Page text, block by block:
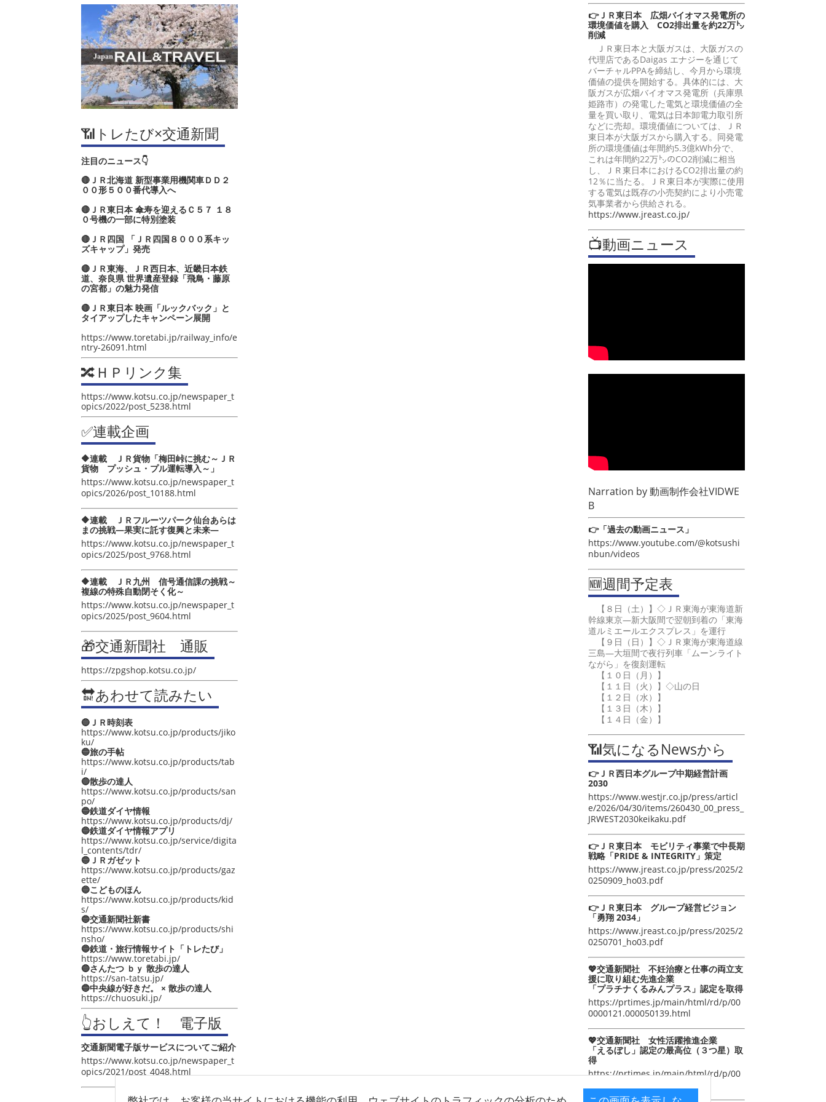
📶トレたび×交通新聞
注目のニュース👇
🔴ＪＲ北海道 新型事業用機関車ＤＤ２
００形５００番代導入へ
🔴ＪＲ東日本 傘寿を迎えるＣ５７ １８
０号機の一部に特別塗装
🔴ＪＲ四国 「ＪＲ四国８０００系キッ
ズキャップ」発売
🔴ＪＲ東海、ＪＲ西日本、近畿日本鉄
道、奈良県 世界遺産登録「飛鳥・藤原
の宮都」の魅力発信
🔴ＪＲ東日本 映画「ルックバック」と
タイアップしたキャンペーン展開
https://www.toretabi.jp/railway_info/e
ntry-26091.html
🔀ＨＰリンク集
https://www.kotsu.co.jp/newspaper_t
opics/2022/post_5238.html
✅連載企画
🔶連載 ＪＲ貨物「梅田峠に挑む～ＪＲ
貨物 プッシュ・プル運転導入～」
https://www.kotsu.co.jp/newspaper_t
opics/2026/post_10188.html
🔶連載 ＪＲフルーツパーク仙台あらは
まの挑戦―果実に託す復興と未来―
https://www.kotsu.co.jp/newspaper_t
opics/2025/post_9768.html
🔶連載 ＪＲ九州 信号通信課の挑戦～
複線の特殊自動閉そく化～
https://www.kotsu.co.jp/newspaper_t
opics/2025/post_9604.html
🎁交通新聞社 通販
https://zpgshop.kotsu.co.jp/
🔛あわせて読みたい
🔵ＪＲ時刻表
https://www.kotsu.co.jp/products/jiko
ku/
🔵旅の手帖
https://www.kotsu.co.jp/products/tab
i/
🔵散歩の達人
https://www.kotsu.co.jp/products/san
po/
🔵鉄道ダイヤ情報
https://www.kotsu.co.jp/products/dj/
🔵鉄道ダイヤ情報アプリ
https://www.kotsu.co.jp/service/digita
l_contents/tdr/
🔵ＪＲガゼット
https://www.kotsu.co.jp/products/gaz
ette/
🔵こどものほん
https://www.kotsu.co.jp/products/kid
s/
🔵交通新聞社新書
https://www.kotsu.co.jp/products/shi
nsho/
🔵鉄道・旅行情報サイト「トレたび」
https://www.toretabi.jp/
🔵さんたつ ｂｙ 散歩の達人
https://san-tatsu.jp/
🔵中央線が好きだ。 × 散歩の達人
https://chuosuki.jp/
👆おしえて！ 電子版
交通新聞電子版サービスについてご紹介
https://www.kotsu.co.jp/newspaper_t
opics/2021/post_4048.html
👉ＪＲ東日本 広畑バイオマス発電所の
環境価値を購入 CO2排出量を約22万㌧
削減
ＪＲ東日本と大阪ガスは、大阪ガスの
代理店であるDaigas エナジーを通じて
バーチャルPPAを締結し、今月から環境
価値の提供を開始する。具体的には、大
阪ガスが広畑バイオマス発電所（兵庫県
姫路市）の発電した電気と環境価値の全
量を買い取り、電気は日本卸電力取引所
などに売却。環境価値については、ＪＲ
東日本が大阪ガスから購入する。同発電
所の環境価値は年間約5.3億kWh分で、
これは年間約22万㌧のCO2削減に相当
し、ＪＲ東日本におけるCO2排出量の約
12％に当たる。ＪＲ東日本が実際に使用
する電気は既存の小売契約により小売電
気事業者から供給される。
https://www.jreast.co.jp/
📺動画ニュース
Narration by動画制作会社VIDWE
B
👉「過去の動画ニュース」
https://www.youtube.com/@kotsushi
nbun/videos
🆕週間予定表
【８日（土）】◇ＪＲ東海が東海道新
幹線東京―新大阪間で翌朝到着の「東海
道ルミエールエクスプレス」を運行
【９日（日）】◇ＪＲ東海が東海道線
三島―大垣間で夜行列車「ムーンライト
ながら」を復刻運転
【１０日（月）】
【１１日（火）】◇山の日
【１２日（水）】
【１３日（木）】
【１４日（金）】
📶気になるNewsから
👉ＪＲ西日本グループ中期経営計画
2030
https://www.westjr.co.jp/press/articl
e/2026/04/30/items/260430_00_press_
JRWEST2030keikaku.pdf
👉ＪＲ東日本 モビリティ事業で中長期
戦略「PRIDE & INTEGRITY」策定
https://www.jreast.co.jp/press/2025/2
0250909_ho03.pdf
👉ＪＲ東日本 グループ経営ビジョン
「勇翔 2034」
https://www.jreast.co.jp/press/2025/2
0250701_ho03.pdf
💖交通新聞社 不妊治療と仕事の両立支
援に取り組む先進企業
「プラチナくるみんプラス」認定を取得
https://prtimes.jp/main/html/rd/p/00
0000121.000050139.html
💖交通新聞社 女性活躍推進企業
「えるぼし」認定の最高位（３つ星）取
得
https://prtimes.jp/main/html/rd/p/00